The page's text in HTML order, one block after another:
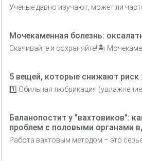
Учёные давно изучают, может ли
Мочекаменная болезнь:
Скачивайте и сохраняйте!🏝
5 вещей, которые снижают риск
1️⃣ Обильная любрикация
Баланопостит у "вахтовиков":
проблем с половыми органами
Работа вахтовым методом – это